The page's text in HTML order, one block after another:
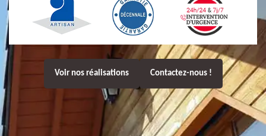
Voir nos réalisations Contactez-nous !